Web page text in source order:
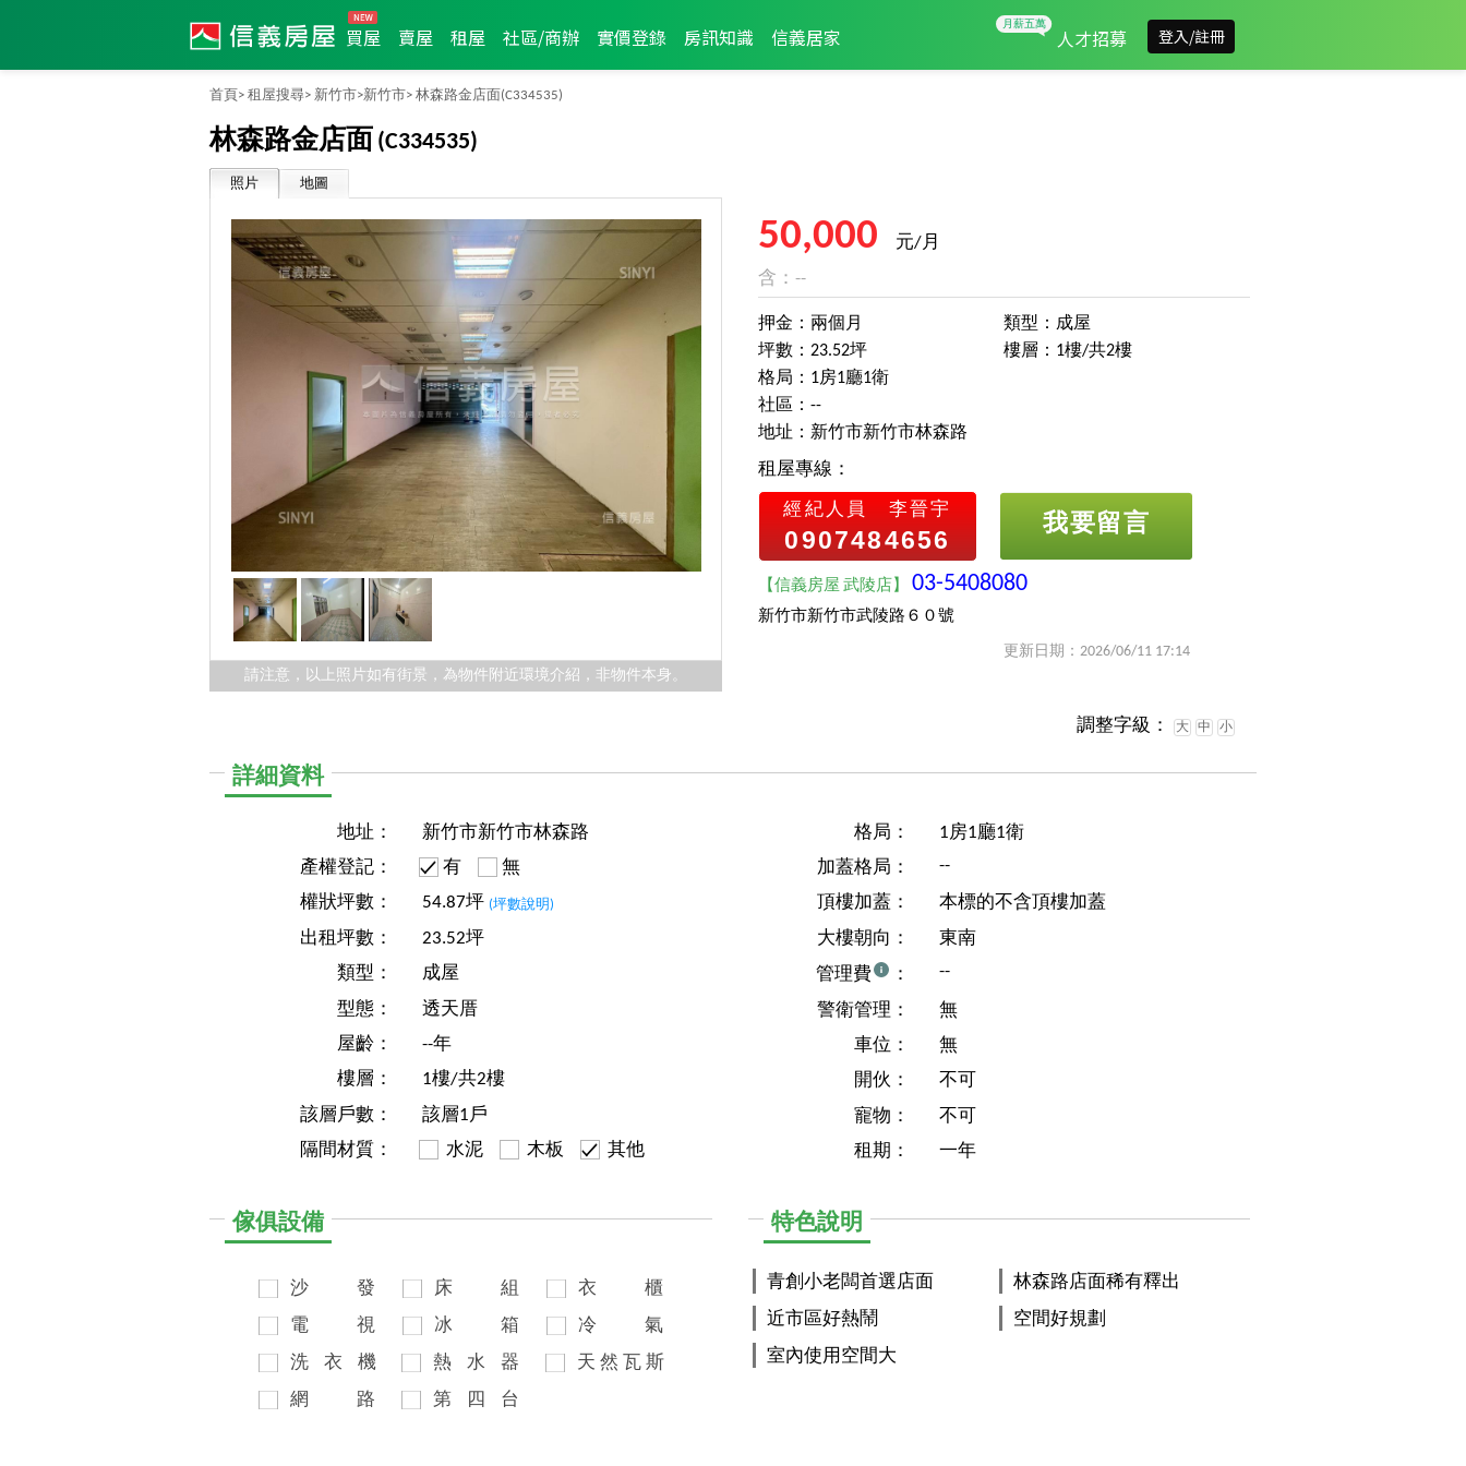
買屋 賣屋 租屋 社區/商辦 實價登錄 房訊知識 信義居家 人才招募 登入/註冊
首頁> 租屋搜尋> 新竹市>新竹市> 林森路金店面(C334535)
林森路金店面 (C334535)
照片 地圖
請注意，以上照片如有街景，為物件附近環境介紹，非物件本身。
50,000
元/月
含：--
押金：兩個月
坪數：23.52坪
類型：成屋
樓層：1樓/共2樓
格局：1房1廳1衛
社區：--
地址：新竹市新竹市林森路
租屋專線：
經紀人員 李晉宇
0907484656
我要留言
【信義房屋 武陵店】03-5408080
新竹市新竹市武陵路６０號
更新日期：2026/06/11 17:14
調整字級： 大 中 小
詳細資料
地址：
新竹市新竹市林森路
產權登記：
有
無
權狀坪數：
54.87坪 (坪數說明)
出租坪數：
23.52坪
類型：
成屋
型態：
透天厝
屋齡：
--年
樓層：
1樓/共2樓
該層戶數：
該層1戶
隔間材質：
水泥 木板 其他
格局：
1房1廳1衛
加蓋格局：
--
頂樓加蓋：
本標的不含頂樓加蓋
大樓朝向：
東南
管理費
： --
警衛管理：
無
車位：
無
開伙：
不可
寵物：
不可
租期：
一年
傢俱設備
沙
發
電
視
洗
衣
機
網
路
床
組
冰
箱
熱
水
器
第
四 台
衣
櫃
冷
氣
天 然 瓦 斯
特色說明
青創小老闆首選店面
近市區好熱鬧
室內使用空間大
林森路店面稀有釋出
空間好規劃